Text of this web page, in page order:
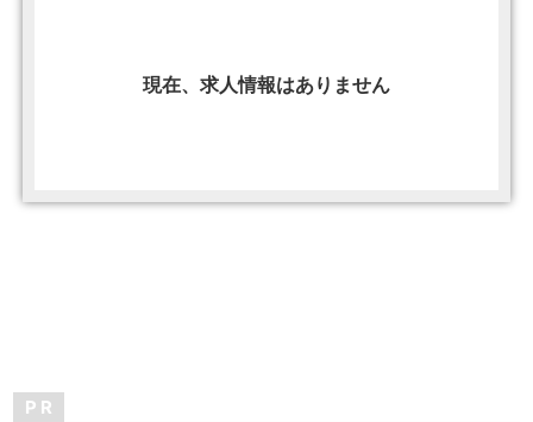
現在、求人情報はありません
P R